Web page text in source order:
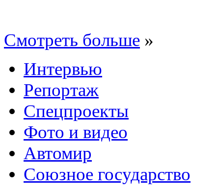
Смотреть больше »
Интервью
Репортаж
Спецпроекты
Фото и видео
Автомир
Союзное государство